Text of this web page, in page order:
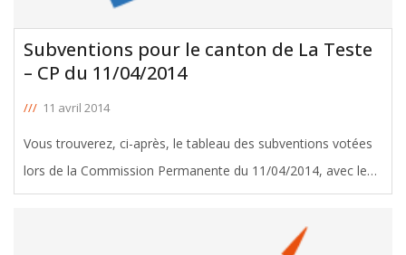
Subventions pour le canton de La Teste
– CP du 11/04/2014
/// 11 avril 2014
Vous trouverez, ci-après, le tableau des subventions votées
lors de la Commission Permanente du 11/04/2014, avec le
soutien de Jacques Chauvet, Conseiller Général de La Teste.